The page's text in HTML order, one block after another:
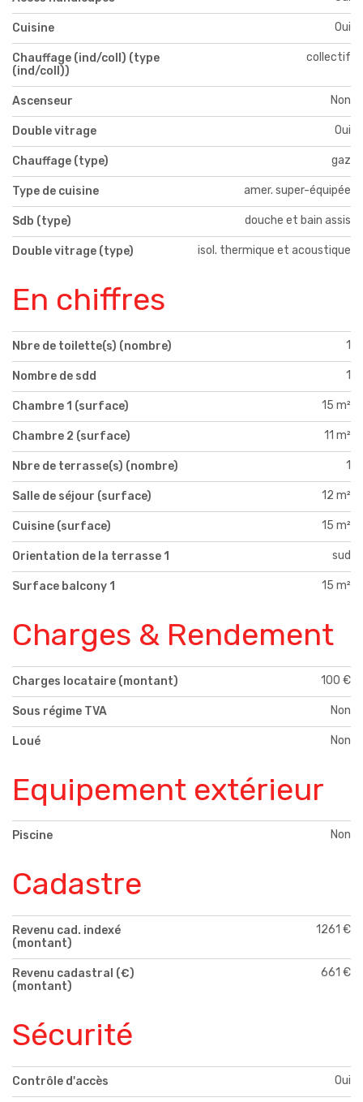
Cuisine Oui
Chauffage (ind/coll) (type
(ind/coll))
collectif
Ascenseur Non
Double vitrage Oui
Chauffage (type) gaz
Type de cuisine amer. super-équipée
Sdb (type) douche et bain assis
Double vitrage (type) isol. thermique et acoustique
En chiffres
Nbre de toilette(s) (nombre) 1
Nombre de sdd 1
Chambre 1 (surface) 15 m²
Chambre 2 (surface) 11 m²
Nbre de terrasse(s) (nombre) 1
Salle de séjour (surface) 12 m²
Cuisine (surface) 15 m²
Orientation de la terrasse 1 sud
Surface balcony 1 15 m²
Charges & Rendement
Charges locataire (montant) 100 €
Sous régime TVA Non
Loué Non
Equipement extérieur
Piscine Non
Cadastre
Revenu cad. indexé
(montant)
1261 €
Revenu cadastral (€)
(montant)
661 €
Sécurité
Contrôle d'accès Oui